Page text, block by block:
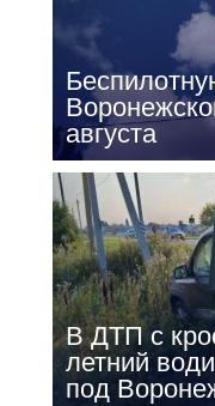
августа
В ДТП с
летний
под